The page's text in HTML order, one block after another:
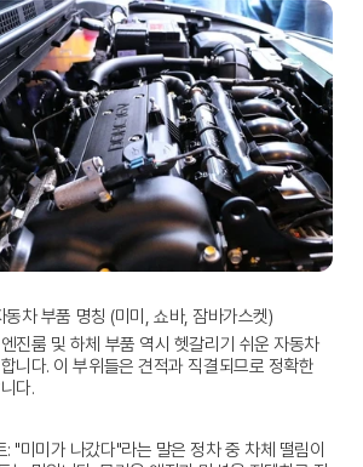
차 부품 명칭 (미미, 쇼바, 잠바가스켓)
진룸 및 하체 부품 역시 헷갈리기 쉬운 자동차
니다. 이 부위들은 견적과 직결되므로 정확한
다.
: "미미가 나갔다"라는 말은 정차 중 차체 떨림이